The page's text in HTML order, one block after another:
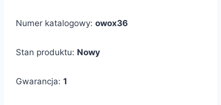
Numer katalogowy: owox36
Stan produktu: Nowy
Gwarancja: 1